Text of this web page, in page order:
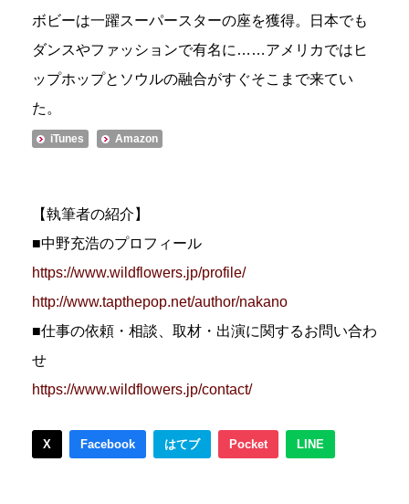
ボビーは一躍スーパースターの座を獲得。日本でも
ダンスやファッションで有名に……アメリカではヒ
ップホップとソウルの融合がすぐそこまで来てい
た。
iTunes Amazon
【執筆者の紹介】
■中野充浩のプロフィール
https://www.wildflowers.jp/profile/
http://www.tapthepop.net/author/nakano
■仕事の依頼・相談、取材・出演に関するお問い合わ
せ
https://www.wildflowers.jp/contact/
X Facebook はてブ Pocket LINE